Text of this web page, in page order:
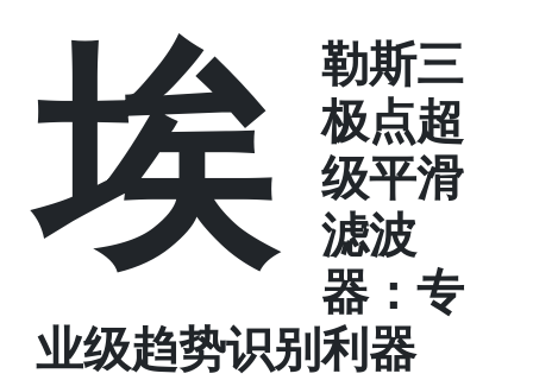
埃
勒斯三
极点超
级平滑
滤波
器：专
业级趋势识别利器